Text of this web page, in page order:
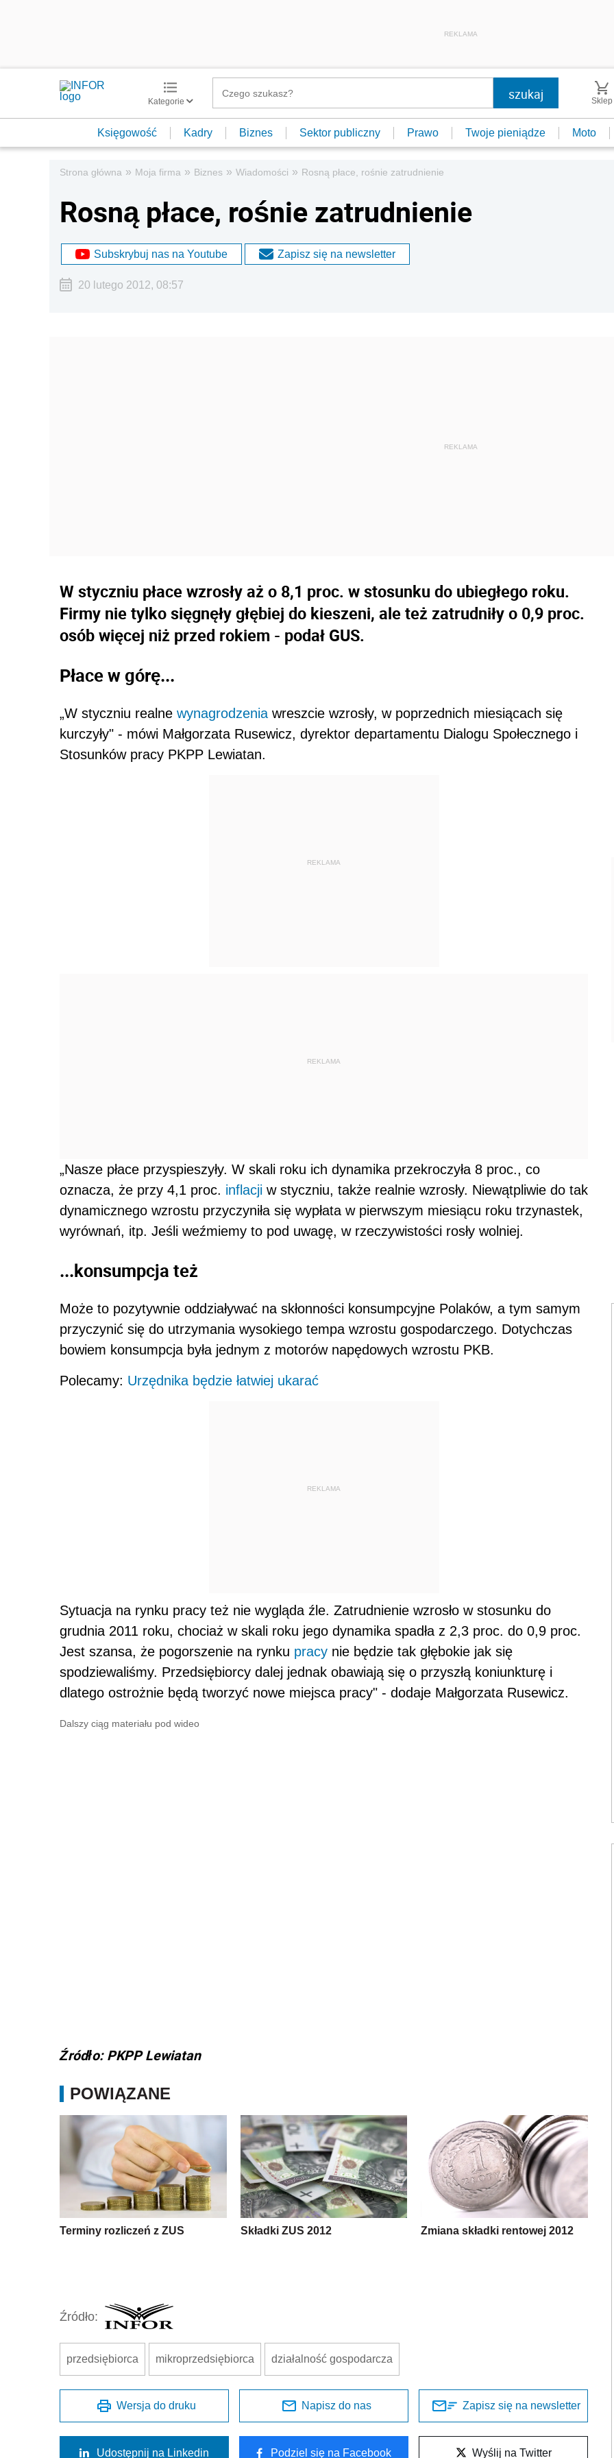
REKLAMA
Kategorie Sklep
Księgowość Kadry Biznes Sektor publiczny Prawo Twoje pieniądze Moto
Strona główna » Moja firma » Biznes » Wiadomości » Rosną płace, rośnie zatrudnienie
Rosną płace, rośnie zatrudnienie
Subskrybuj nas na Youtube Zapisz się na newsletter
20 lutego 2012, 08:57
W styczniu płace wzrosły aż o 8,1 proc. w stosunku do ubiegłego roku.
Firmy nie tylko sięgnęły głębiej do kieszeni, ale też zatrudniły o 0,9 proc.
osób więcej niż przed rokiem - podał GUS.
Płace w górę...
„W styczniu realne wynagrodzenia wreszcie wzrosły, w poprzednich miesiącach się
kurczyły" - mówi Małgorzata Rusewicz, dyrektor departamentu Dialogu Społecznego i
Stosunków pracy PKPP Lewiatan.
REKLAMA
REKLAMA
„Nasze płace przyspieszyły. W skali roku ich dynamika przekroczyła 8 proc., co
oznacza, że przy 4,1 proc. inflacji w styczniu, także realnie wzrosły. Niewątpliwie do tak
dynamicznego wzrostu przyczyniła się wypłata w pierwszym miesiącu roku trzynastek,
wyrównań, itp. Jeśli weźmiemy to pod uwagę, w rzeczywistości rosły wolniej.
...konsumpcja też
Może to pozytywnie oddziaływać na skłonności konsumpcyjne Polaków, a tym samym
przyczynić się do utrzymania wysokiego tempa wzrostu gospodarczego. Dotychczas
bowiem konsumpcja była jednym z motorów napędowych wzrostu PKB.
Polecamy: Urzędnika będzie łatwiej ukarać
REKLAMA
Sytuacja na rynku pracy też nie wygląda źle. Zatrudnienie wzrosło w stosunku do
grudnia 2011 roku, chociaż w skali roku jego dynamika spadła z 2,3 proc. do 0,9 proc.
Jest szansa, że pogorszenie na rynku pracy nie będzie tak głębokie jak się
spodziewaliśmy. Przedsiębiorcy dalej jednak obawiają się o przyszłą koniunkturę i
dlatego ostrożnie będą tworzyć nowe miejsca pracy" - dodaje Małgorzata Rusewicz.
Dalszy ciąg materiału pod wideo
Źródło: PKPP Lewiatan
POWIĄZANE
Terminy rozliczeń z ZUS Składki ZUS 2012 Zmiana składki rentowej 2012
Źródło:
przedsiębiorca mikroprzedsiębiorca działalność gospodarcza
Wersja do druku Napisz do nas Zapisz się na newsletter
Udostępnij na Linkedin Podziel się na Facebook Wyślij na Twitter